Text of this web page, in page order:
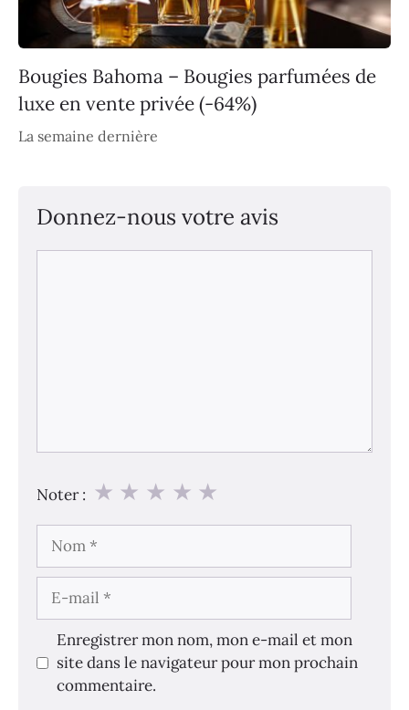
Bougies Bahoma – Bougies parfumées de
luxe en vente privée (-64%)
La semaine dernière
Donnez-nous votre avis
Noter : ★
★
★
★
★
mail
Enregistrer mon nom, mon e-mail et mon
site dans le navigateur pour mon prochain
commentaire.